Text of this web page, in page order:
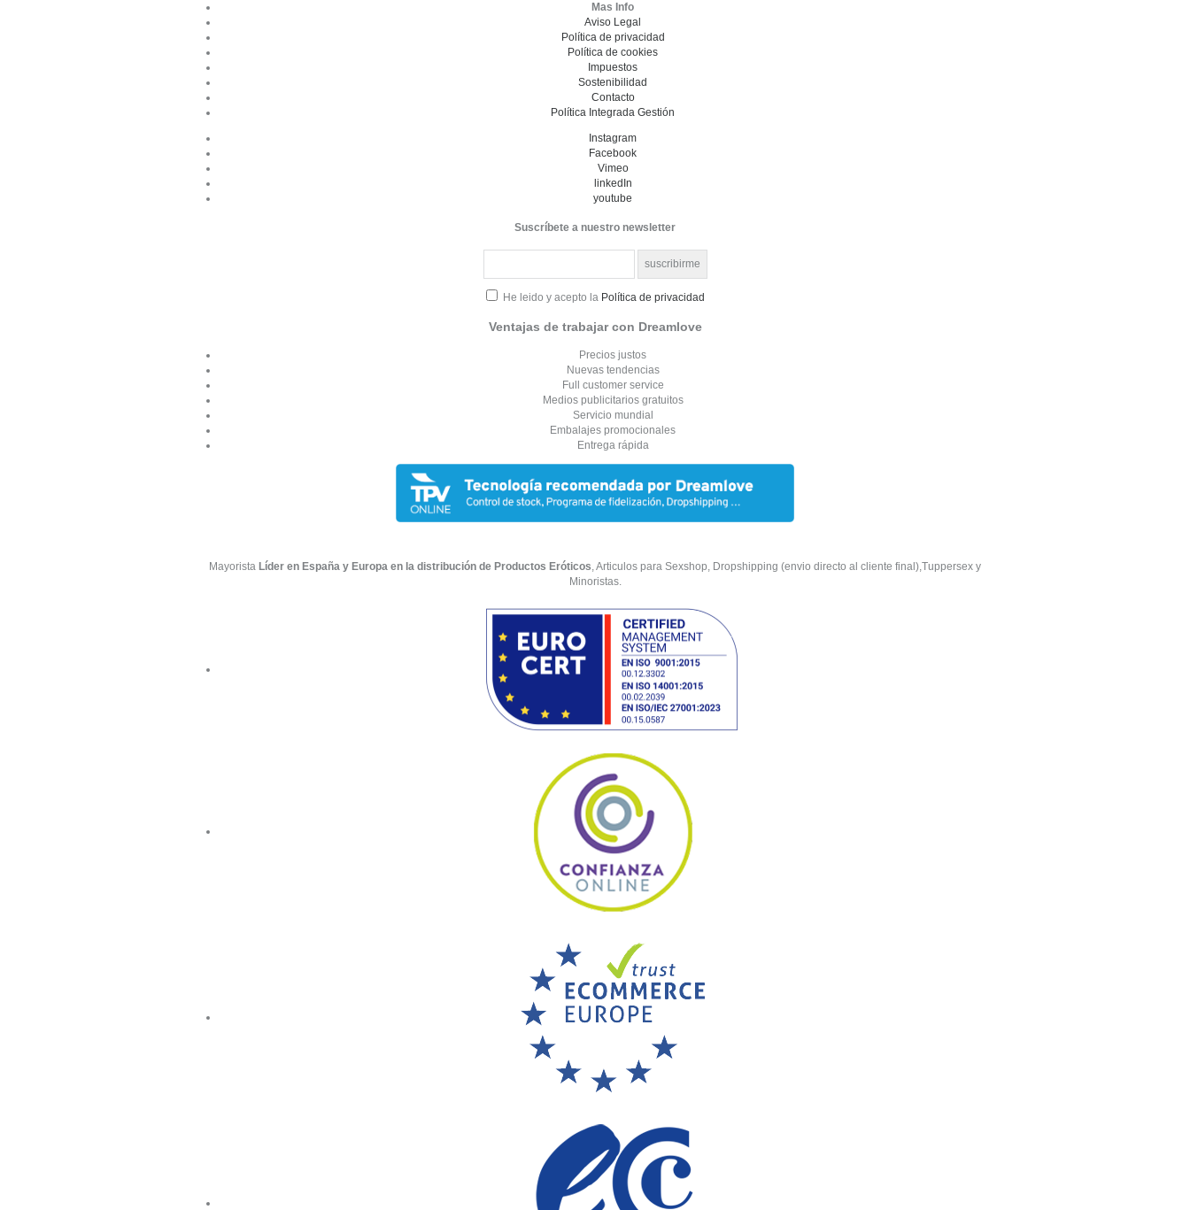
Mas Info
Aviso Legal
Política de privacidad
Política de cookies
Impuestos
Sostenibilidad
Contacto
Política Integrada Gestión
Instagram
Facebook
Vimeo
linkedIn
youtube
Suscríbete a nuestro newsletter
He leido y acepto la Política de privacidad
Ventajas de trabajar con Dreamlove
Precios justos
Nuevas tendencias
Full customer service
Medios publicitarios gratuitos
Servicio mundial
Embalajes promocionales
Entrega rápida
Mayorista Líder en España y Europa en la distribución de Productos Eróticos, Articulos para Sexshop, Dropshipping (envio directo al cliente final),Tuppersex y
Minoristas.